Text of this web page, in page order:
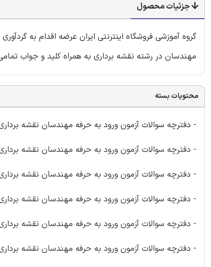
جزئیات محصول
گروه آموزشی فروشگاه اینترنتی ایران عرضه اقدام به
مهندسان در رشته نقشه برداری به همراه کلید و جواب
محتویات بسته
- دفترچه سوالات آزمون ورود به حرفه مهندسان نقشه برداری -
- دفترچه سوالات آزمون ورود به حرفه مهندسان نقشه برداری -
- دفترچه سوالات آزمون ورود به حرفه مهندسان نقشه برداری -
- دفترچه سوالات آزمون ورود به حرفه مهندسان نقشه برداری
- دفترچه سوالات آزمون ورود به حرفه مهندسان نقشه برداری
- دفترچه سوالات آزمون ورود به حرفه مهندسان نقشه برداری